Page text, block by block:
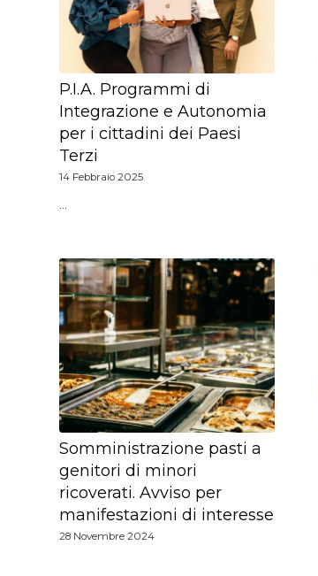
P.I.A. Programmi di
Integrazione e Autonomia
per i cittadini dei Paesi
Terzi
14 Febbraio 2025
Somministrazione pasti a
genitori di minori
ricoverati. Avviso per
manifestazioni di interesse
28 Novembre 2024